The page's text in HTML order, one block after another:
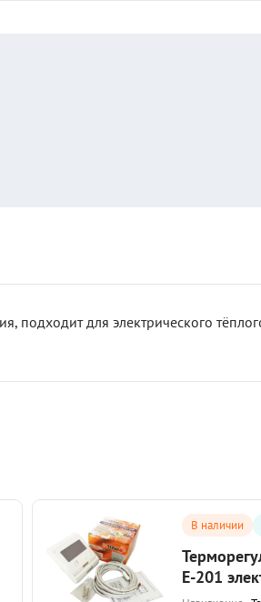
подходит для электрического
В наличии
E-201